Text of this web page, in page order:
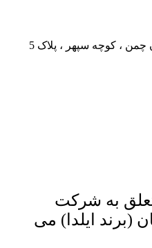
، کوچه سپهر ، پلاک 5
به شرکت
(برند ایلدا) می